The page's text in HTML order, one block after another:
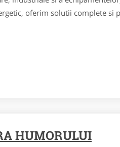
oferim solutii complete si
HUMORULUI